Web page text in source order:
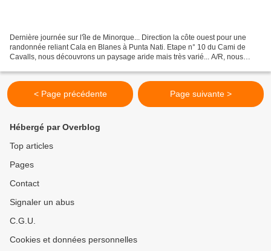
Dernière journée sur l'île de Minorque... Direction la côte ouest pour une
randonnée reliant Cala en Blanes à Punta Nati. Etape n° 10 du Cami de
Cavalls, nous découvrons un paysage aride mais très varié... A/R, nous
< Page précédente Page suivante >
Hébergé par Overblog
Top articles
Pages
Contact
Signaler un abus
C.G.U.
Cookies et données personnelles